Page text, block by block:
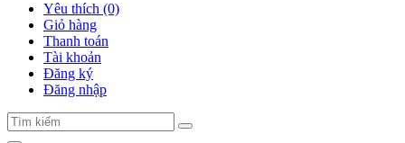
Yêu thích (0)
Giỏ hàng
Thanh toán
Tài khoản
Đăng ký
Đăng nhập